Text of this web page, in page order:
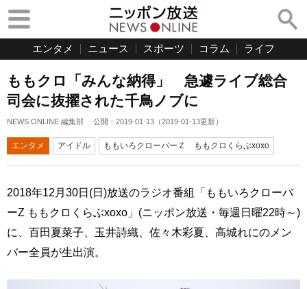
エンタメ ニュース スポーツ コラム ライフ
ももクロ「みんな納得」 急遽ライブ総合
司会に抜擢された千鳥ノブに
NEWS ONLINE 編集部 公開： 2019-01-13 （2019-01-13更新）
エンタメ アイドル ももいろクローバーＺ ももクロくらぶxoxo
2018年12月30日(日)放送のラジオ番組「ももいろクローバ
ーZ ももクロくらぶxoxo」(ニッポン放送・毎週日曜22時～)
に、百田夏菜子、玉井詩織、佐々木彩夏、高城れにのメン
バー全員が生出演。